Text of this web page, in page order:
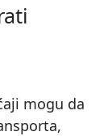
mogu da